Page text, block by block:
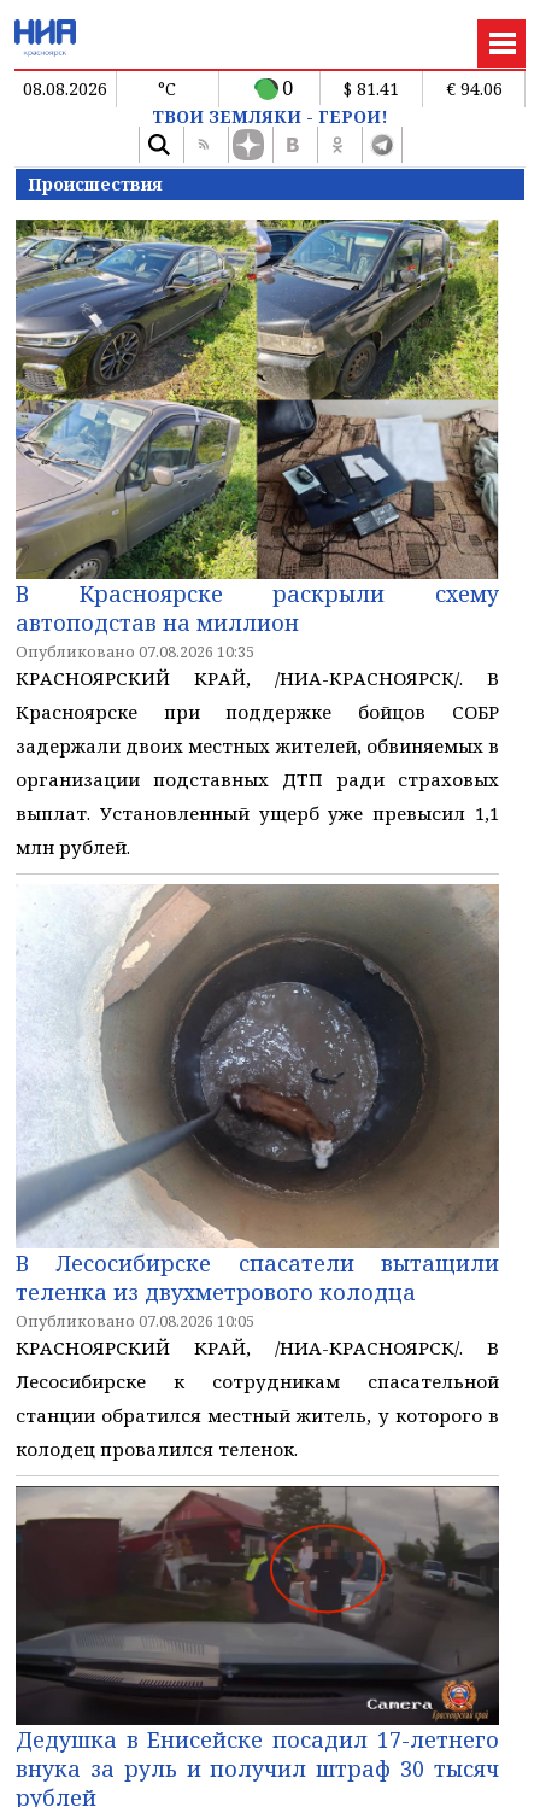
08.08.2026 °C 0 $ 81.41
€ 94.06
ТВОИ ЗЕМЛЯКИ - ГЕРОИ!
Происшествия
В Красноярске раскрыли схему
автоподстав на миллион
Опубликовано 07.08.2026 10:35
КРАСНОЯРСКИЙ КРАЙ, /НИА-КРАСНОЯРСК/. В
Красноярске при поддержке бойцов СОБР
задержали двоих местных жителей, обвиняемых в
организации подставных ДТП ради страховых
выплат. Установленный ущерб уже превысил 1,1
млн рублей.
В Лесосибирске спасатели вытащили
теленка из двухметрового колодца
Опубликовано 07.08.2026 10:05
КРАСНОЯРСКИЙ КРАЙ, /НИА-КРАСНОЯРСК/. В
Лесосибирске к сотрудникам спасательной
станции обратился местный житель, у которого в
колодец провалился теленок.
Дедушка в Енисейске посадил 17-летнего
внука за руль и получил штраф 30 тысяч
рублей